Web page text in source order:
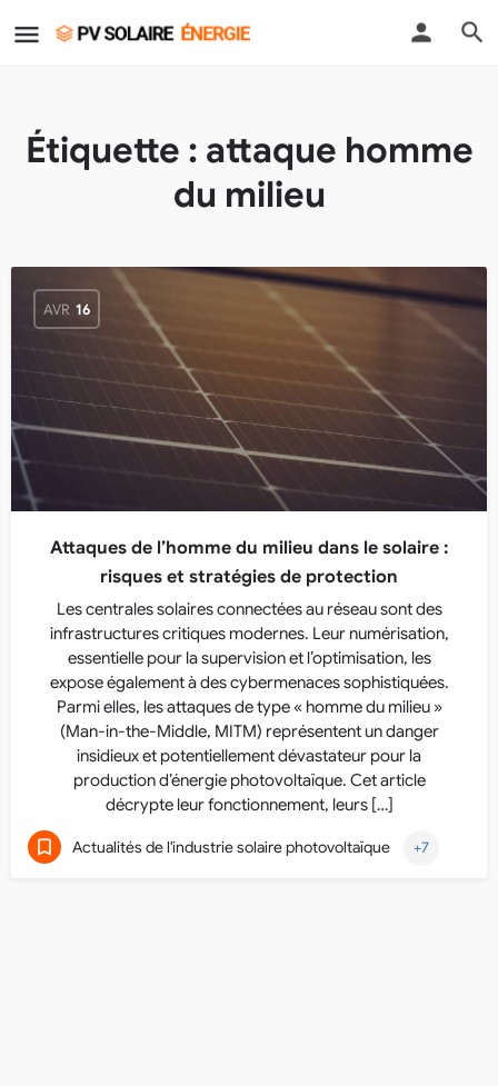
Étiquette : attaque homme
du milieu
AVR 16
Attaques de l’homme du milieu dans le solaire :
risques et stratégies de protection
Les centrales solaires connectées au réseau sont des
infrastructures critiques modernes. Leur numérisation,
essentielle pour la supervision et l’optimisation, les
expose également à des cybermenaces sophistiquées.
Parmi elles, les attaques de type « homme du milieu »
(Man-in-the-Middle, MITM) représentent un danger
insidieux et potentiellement dévastateur pour la
production d’énergie photovoltaïque. Cet article
décrypte leur fonctionnement, leurs […]
Actualités de l'industrie solaire photovoltaïque +7